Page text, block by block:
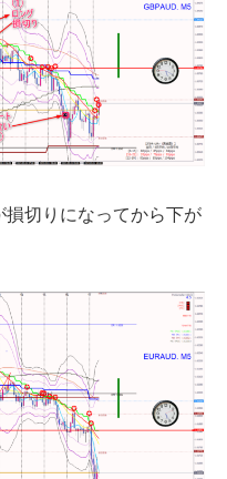
切りになってから下が